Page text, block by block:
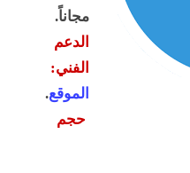
مجاناً.
الدعم
الفني:
الموقع.
حجم